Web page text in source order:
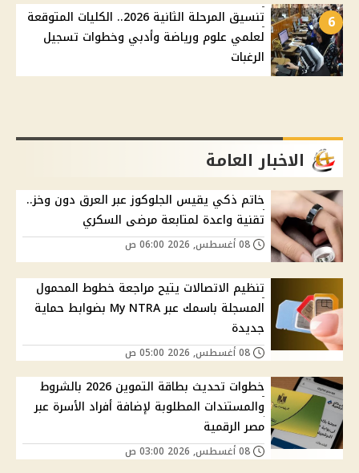
6
تنسيق المرحلة الثانية 2026.. الكليات المتوقعة
لعلمي علوم ورياضة وأدبي وخطوات تسجيل
الرغبات
الاخبار العامة
خاتم ذكي يقيس الجلوكوز عبر العرق دون وخز..
تقنية واعدة لمتابعة مرضى السكري
تنظيم الاتصالات يتيح مراجعة خطوط المحمول
المسجلة باسمك عبر My NTRA بضوابط حماية
جديدة
خطوات تحديث بطاقة التموين 2026 بالشروط
والمستندات المطلوبة لإضافة أفراد الأسرة عبر
مصر الرقمية